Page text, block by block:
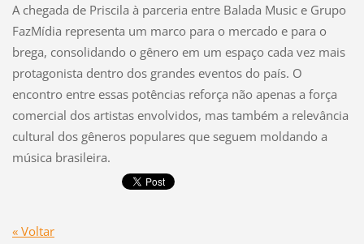
A chegada de Priscila à parceria entre Balada Music e Grupo
FazMídia representa um marco para o mercado e para o
brega, consolidando o gênero em um espaço cada vez mais
protagonista dentro dos grandes eventos do país. O
encontro entre essas potências reforça não apenas a força
comercial dos artistas envolvidos, mas também a relevância
cultural dos gêneros populares que seguem moldando a
música brasileira.
« Voltar